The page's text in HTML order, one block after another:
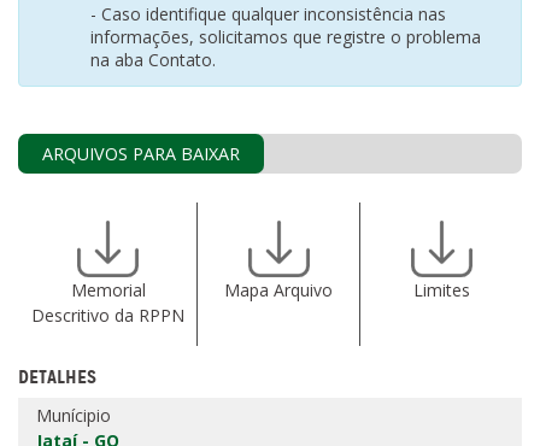
- Caso identifique qualquer inconsistência nas
informações, solicitamos que registre o problema
na aba Contato.
ARQUIVOS PARA BAIXAR
Memorial
Descritivo da RPPN
Mapa Arquivo Limites
DETALHES
Munícipio
Jataí - GO